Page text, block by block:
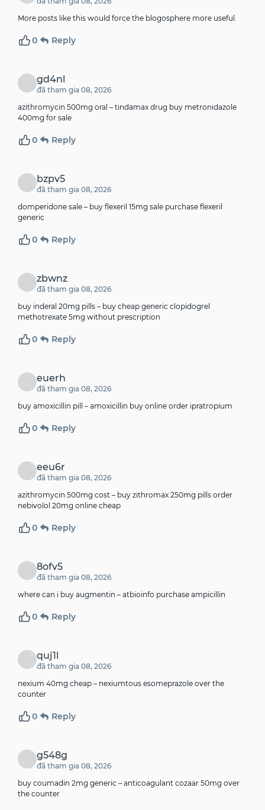
More posts like this would force the blogosphere more useful.
0 Reply
gd4nl
đã tham gia 08, 2026
azithromycin 500mg oral – tindamax drug buy metronidazole
400mg for sale
0 Reply
bzpv5
đã tham gia 08, 2026
domperidone sale – buy flexeril 15mg sale purchase flexeril
generic
0 Reply
zbwnz
đã tham gia 08, 2026
buy inderal 20mg pills – buy cheap generic clopidogrel
methotrexate 5mg without prescription
0 Reply
euerh
đã tham gia 08, 2026
buy amoxicillin pill – amoxicillin buy online order ipratropium
0 Reply
eeu6r
đã tham gia 08, 2026
azithromycin 500mg cost – buy zithromax 250mg pills order
nebivolol 20mg online cheap
0 Reply
8ofv5
đã tham gia 08, 2026
where can i buy augmentin – atbioinfo purchase ampicillin
0 Reply
quj1l
đã tham gia 08, 2026
nexium 40mg cheap – nexiumtous esomeprazole over the
counter
0 Reply
g548g
đã tham gia 08, 2026
buy coumadin 2mg generic – anticoagulant cozaar 50mg over
the counter